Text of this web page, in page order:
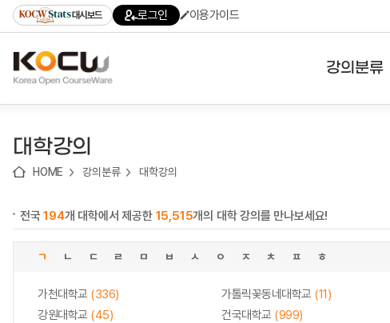
기
기
기
content)
가
대시보드 로그인 이용가이드
강의분류
대학강의
HOME 강의분류 대학강의
전국194개 대학에서 제공한 15,515개의 대학 강의를 만나보세요!
ㄱ ㄴ ㄷ ㄹ ㅁ ㅂ ㅅ ㅇ ㅈ ㅊ ㅍ ㅎ
가천대학교 (336) 가톨릭꽃동네대학교 (11)
강원대학교 (45) 건국대학교 (999)